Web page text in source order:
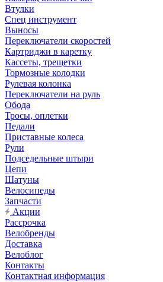
Втулки
Спец инструмент
Выносы
Переключатели скоростей
Картриджи в каретку
Кассеты, трещетки
Тормозные колодки
Рулевая колонка
Переключатели на руль
Обода
Тросы, оплетки
Педали
Приставные колеса
Рули
Подседельные штыри
Цепи
Шатуны
Велосипеды
Запчасти
Акции
Рассрочка
Велобренды
Доставка
Велоблог
Контакты
Контактная информация